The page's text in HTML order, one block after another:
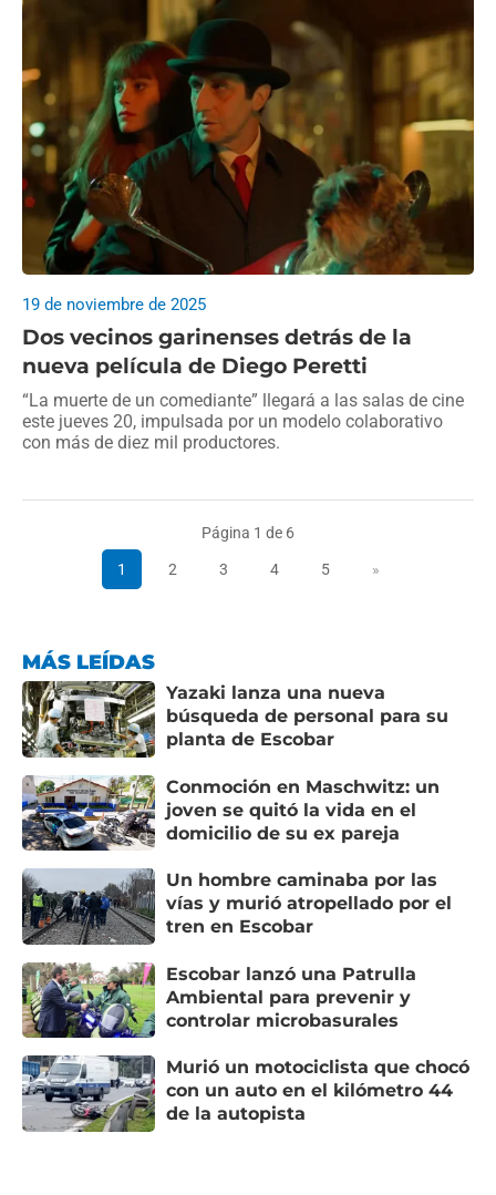
Dos vecinos garinenses detrás de la
nueva película de Diego Peretti
19 de noviembre de 2025
“La muerte de un comediante” llegará a las salas de cine
este jueves 20, impulsada por un modelo colaborativo
con más de diez mil productores.
Página 1 de 6
1 2 3 4 5 »
MÁS LEÍDAS
Yazaki lanza una nueva
búsqueda de personal para su
planta de Escobar
Conmoción en Maschwitz: un
joven se quitó la vida en el
domicilio de su ex pareja
Un hombre caminaba por las
vías y murió atropellado por el
tren en Escobar
Escobar lanzó una Patrulla
Ambiental para prevenir y
controlar microbasurales
Murió un motociclista que chocó
con un auto en el kilómetro 44
de la autopista